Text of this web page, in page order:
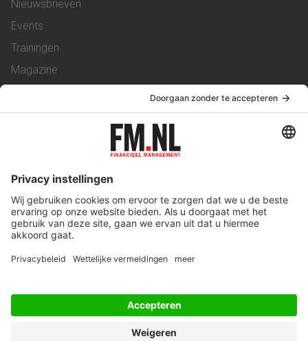
Nieuwsbrieven
Events
Trainingen
Magazine
Service & Contact
Werken bij ons
Privacy Statement
Algemene Voorwaarden